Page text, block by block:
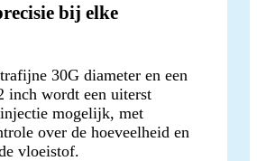
bij elke
30G diameter en een
inch wordt een uiterst
mogelijk, met
over de hoeveelheid en
vloeistof.